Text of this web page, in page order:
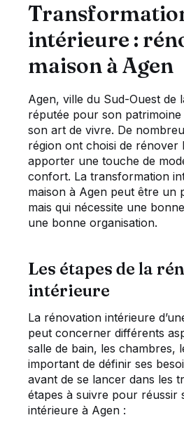
intérieure :
maison à Agen
Agen, ville du Sud-Ouest de
réputée pour son
son art de vivre. De
région ont choisi de
apporter une touche de
confort. La transformation
maison à Agen peut être un
mais qui nécessite une
une bonne organisation.
Les étapes de la
intérieure
La rénovation intérieure
peut concerner différents
salle de bain, les chambres,
important de définir ses
avant de se lancer dans les
étapes à suivre pour réussir
intérieure à Agen :